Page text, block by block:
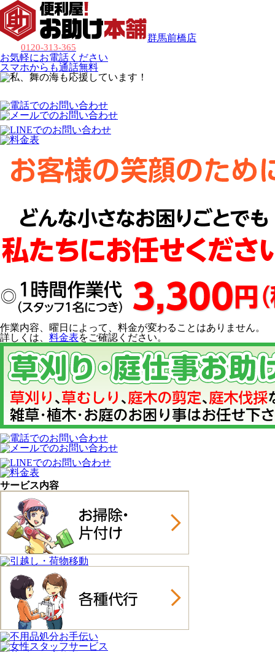
群馬前橋店
0120-313-365
お気軽にお電話ください
スマホからも通話無料
作業内容、曜日によって、料金が変わることはありません。
詳しくは、 料金表をご確認ください。
サービス内容